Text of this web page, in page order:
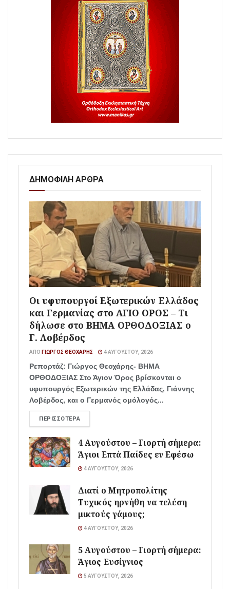
ΔΗΜΟΦΙΛΗ ΑΡΘΡΑ
Οι υφυπουργοί Εξωτερικών Ελλάδος
και Γερμανίας στο ΑΓΙΟ ΟΡΟΣ – Τι
δήλωσε στο ΒΗΜΑ ΟΡΘΟΔΟΞΙΑΣ ο
Γ. Λοβέρδος
ΑΠΌ ΓΙΏΡΓΟΣ ΘΕΟΧΆΡΗΣ 4 ΑΥΓΟΎΣΤΟΥ, 2026
Ρεπορτάζ: Γιώργος Θεοχάρης- ΒΗΜΑ
ΟΡΘΟΔΟΞΙΑΣ Στο Άγιον Όρος βρίσκονται ο
υφυπουργός Εξωτερικών της Ελλάδας, Γιάννης
Λοβέρδος, και ο Γερμανός ομόλογός...
ΠΕΡΙΣΣΌΤΕΡΑ
4 Αυγούστου – Γιορτή σήμερα:
Άγιοι Επτά Παίδες εν Εφέσω
4 ΑΥΓΟΎΣΤΟΥ, 2026
Διατί ο Μητροπολίτης
Τυχικός ηρνήθη να τελέση
μικτούς γάμους;
4 ΑΥΓΟΎΣΤΟΥ, 2026
5 Αυγούστου – Γιορτή σήμερα:
Άγιος Ευσίγνιος
5 ΑΥΓΟΎΣΤΟΥ, 2026